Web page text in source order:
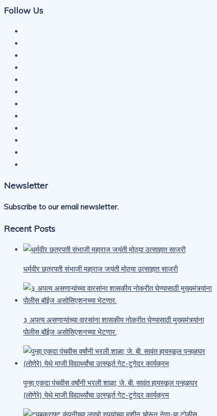
Follow Us
Newsletter
Subscribe to our email newsletter.
Recent Posts
धर्मवीर छत्रपती संभाजी महाराज जयंती मोठ्या उत्साहात साजरी
३ अपत्य असणाऱ्यांच्या वारसांना शासकीय नोकरीत घेण्यासाठी मुख्यमंत्र्यांना
पोलीस बॉईज असोसिएशनच्या भेटणार.
पुन्हा एकदा पंचवीस वर्षांनी भरली शाळा; जे. बी. सावंत हायस्कूल पन्हळघर
(लोणेरे) येथे माजी विद्यार्थ्यांचा उत्स्फूर्त गेट-टुगेदर कार्यक्रम